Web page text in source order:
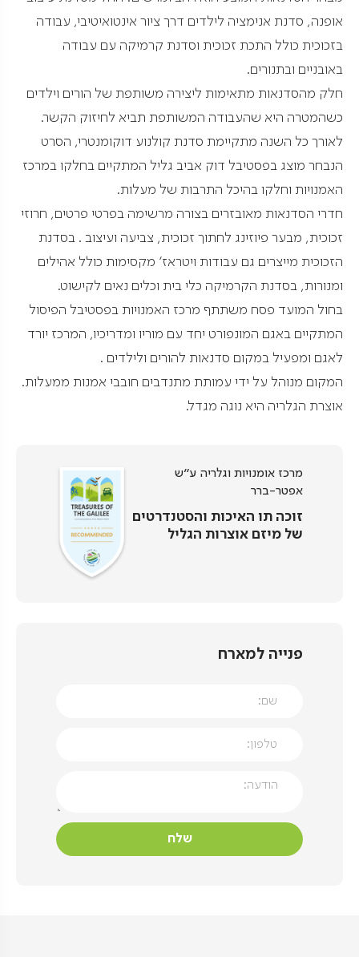
אופנה, סדנת אנימציה לילדים דרך ציור אינטואיטיבי, עבודה
בזכוכית כולל התכת זכוכית וסדנת קרמיקה עם עבודה
באובניים ובתנורים.
חלק מהסדנאות מתאימות ליצירה משותפת של הורים וילדים
כשהמטרה היא שהעבודה המשותפת תביא לחיזוק הקשר.
לאורך כל השנה מתקיימת סדנת קולנוע דוקומנטרי, הסרט
הנבחר מוצג בפסטיבל דוק אביב גליל המתקיים בחלקו במרכז
האמנויות וחלקו בהיכל התרבות של מעלות.
חדרי הסדנאות מאובזרים בצורה מרשימה בפרטי פרטים, חרוזי
זכוכית, מבער פיוזינג לחתוך זכוכית, צביעה ועיצוב . בסדנת
הזכוכית מייצרים גם עבודות ויטראז' מקסימות כולל אהילים
ומנורות, בסדנת הקרמיקה כלי בית וכלים נאים לקישוט.
בחול המועד פסח משתתף מרכז האמנויות בפסטיבל הפיסול
המתקיים באגם המונפורט יחד עם מוריו ומדריכיו, המרכז יורד
לאגם ומפעיל במקום סדנאות להורים ולילדים .
המקום מנוהל על ידי עמותת מתנדבים חובבי אמנות ממעלות.
אוצרת הגלריה היא נוגה מגדל.
מרכז אומנויות וגלריה ע"ש
אפטר-ברר
זוכה תו האיכות והסטנדרטים
של מיזם אוצרות הגליל
פנייה למארח